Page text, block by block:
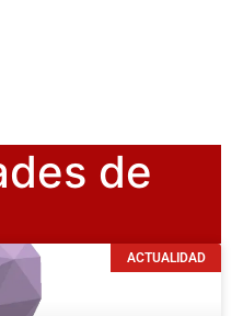
de
ACTUALIDAD